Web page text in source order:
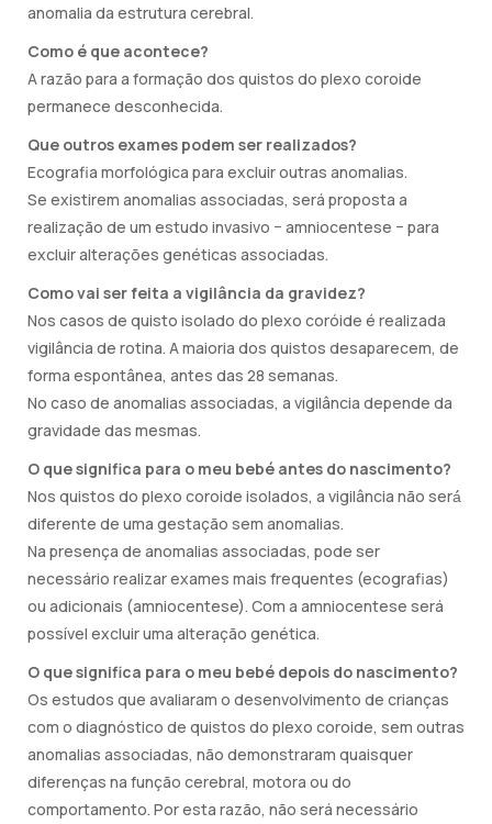
anomalia da estrutura cerebral.
Como é que acontece?
A razão para a formação dos quistos do plexo coroide
permanece desconhecida.
Que outros exames podem ser realizados?
Ecografia morfológica para excluir outras anomalias.
Se existirem anomalias associadas, será proposta a
realização de um estudo invasivo − amniocentese − para
excluir alterações genéticas associadas.
Como vai ser feita a vigilância da gravidez?
Nos casos de quisto isolado do plexo coróide é realizada
vigilância de rotina. A maioria dos quistos desaparecem, de
forma espontânea, antes das 28 semanas.
No caso de anomalias associadas, a vigilância depende da
gravidade das mesmas.
O que significa para o meu bebé antes do nascimento?
Nos quistos do plexo coroide isolados, a vigilância não será́
diferente de uma gestação sem anomalias.
Na presença de anomalias associadas, pode ser
necessário realizar exames mais frequentes (ecografias)
ou adicionais (amniocentese). Com a amniocentese será
possível excluir uma alteração genética.
O que significa para o meu bebé depois do nascimento?
Os estudos que avaliaram o desenvolvimento de crianças
com o diagnóstico de quistos do plexo coroide, sem outras
anomalias associadas, não demonstraram quaisquer
diferenças na função cerebral, motora ou do
comportamento. Por esta razão, não será necessário